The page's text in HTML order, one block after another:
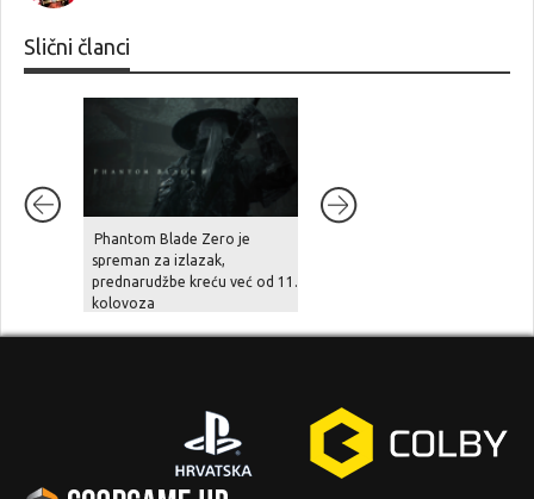
Slični članci
Phantom Blade Zero je
spreman za izlazak,
prednarudžbe kreću već od 11.
kolovoza